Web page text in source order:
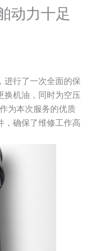
动力十足
进行了一次全面的保
换机油，同时为空压
为本次服务的优质
，确保了维修工作高